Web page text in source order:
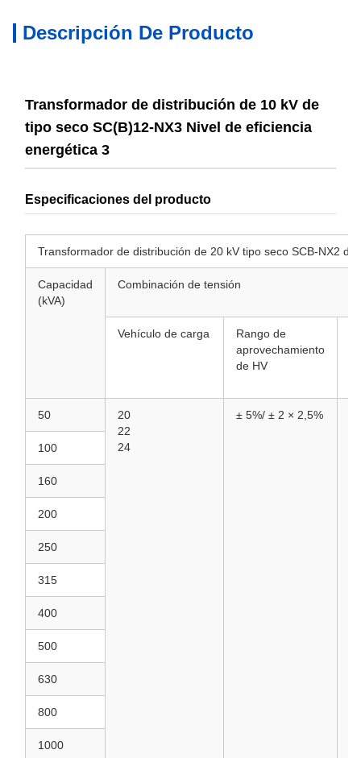
Descripción De Producto
Transformador de distribución de 10 kV de
tipo seco SC(B)12-NX3 Nivel de eficiencia
energética 3
Especificaciones del producto
Transformador de distribución de 20 kV tipo seco SCB-NX2
Capacidad
(kVA)
Combinación de tensión
Vehículo de carga
Rango de
aprovechamiento
de HV
50
20
22
24
± 5%/ ± 2 × 2,5%
100
160
200
250
315
400
500
630
800
1000